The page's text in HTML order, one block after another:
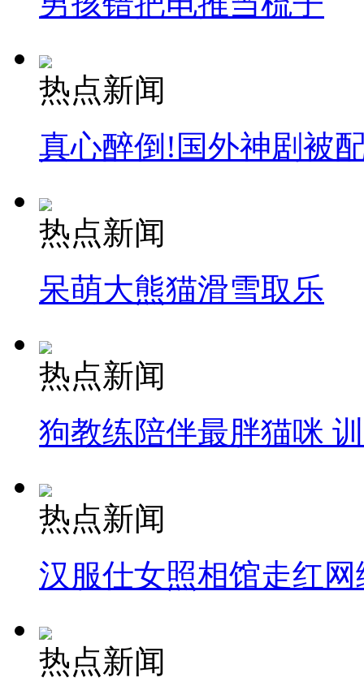
热点新闻
真心醉倒!国外神剧被
热点新闻
呆萌大熊猫滑雪取乐
热点新闻
狗教练陪伴最胖猫咪
热点新闻
汉服仕女照相馆走红网
热点新闻